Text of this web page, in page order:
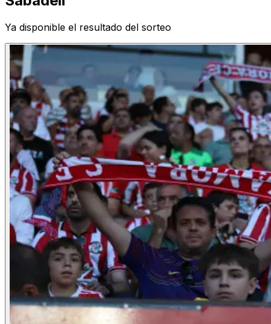
Ya disponible el resultado del sorteo